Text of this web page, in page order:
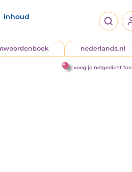
inhoud
nederlands.nl
voeg je netgedicht toe